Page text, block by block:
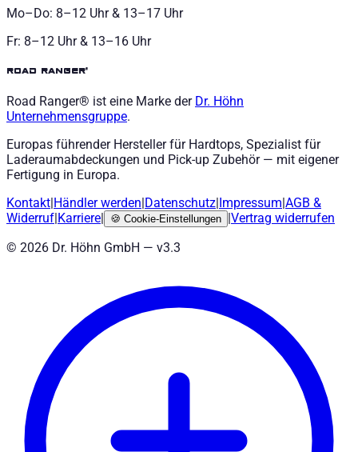
Mo–Do: 8–12 Uhr & 13–17 Uhr
Fr: 8–12 Uhr & 13–16 Uhr
road ranger®
Road Ranger® ist eine Marke der Dr. Höhn
Unternehmensgruppe.
Europas führender Hersteller für Hardtops, Spezialist für
Laderaumabdeckungen und Pick-up Zubehör — mit eigener
Fertigung in Europa.
Kontakt|Händler werden|Datenschutz|Impressum|AGB &
Widerruf|Karriere| 🍪 Cookie-Einstellungen |Vertrag widerrufen
© 2026 Dr. Höhn GmbH — v3.3